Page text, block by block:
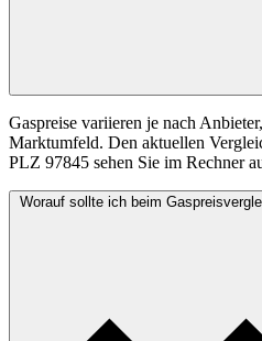
Gaspreise variieren je nach
Marktumfeld. Den aktuellen
PLZ 97845 sehen Sie im Rechner
Worauf sollte ich beim